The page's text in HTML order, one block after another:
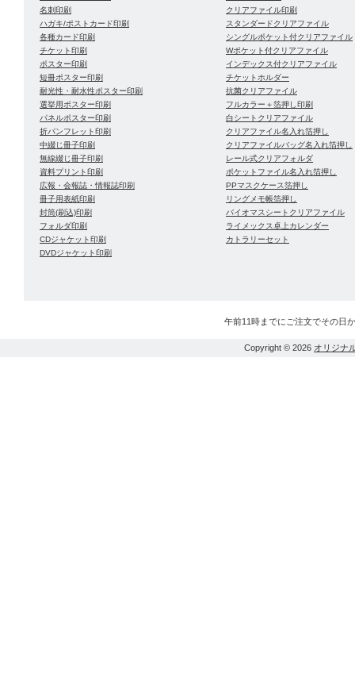
名刺印刷
ハガキ/ポストカード印刷
各種カード印刷
チケット印刷
ポスター印刷
短冊ポスター印刷
耐光性・耐水性ポスター印刷
選挙用ポスター印刷
パネルポスター印刷
折パンフレット印刷
中綴じ冊子印刷
無線綴じ冊子印刷
資料プリント印刷
広報・会報誌・情報誌印刷
冊子用表紙印刷
封筒(刷込)印刷
フォルダ印刷
CDジャケット印刷
DVDジャケット印刷
クリアファイル印刷
スタンダードクリアファイル
シングルポケット付クリアファイル
Wポケット付クリアファイル
インデックス付クリアファイル
チケットホルダー
抗菌クリアファイル
フルカラー＋箔押し印刷
白シートクリアファイル
クリアファイル名入れ箔押し
クリアファイルバッグ名入れ箔押し
レール式クリアフォルダ
ポケットファイル名入れ箔押し
PPマスクケース箔押し
リングメモ帳箔押し
バイオマスシートクリアファイル
ライメックス卓上カレンダー
カトラリーセット
午前11時までにご注文でその日
Copyright © 2026 オリジナ